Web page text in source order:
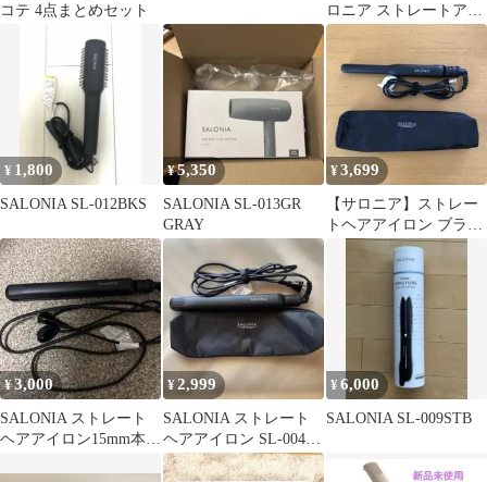
コテ 4点まとめセット
ロニア ストレートアイ
ロン SL-004S ブラック
24㎜ 耐熱ポーチ付き ヘ
アアイロン 美容家電
¥ 1,800
SALONIA SL-012BKS
¥5,350
SALONIA SL-013GR
GRAY
¥3,699
【サロニア】ストレー
トヘアアイロン ブラッ
ク 15mm SL-004S
¥3,000
SALONIA ストレート
ヘアアイロン15mm本体
¥2,999
SALONIA ストレート
ヘアアイロン SL-004S
24mm 本体
¥6,000
SALONIA SL-009STB